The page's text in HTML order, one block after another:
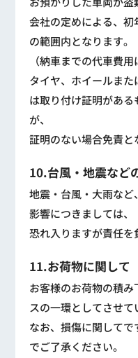
会社の定めによる、
の範囲内となります。
（納車までの代車費
タイヤ、ホイールま
は取り付け証明があ
が、
証明のない場合免責と
10.台風・地震など
地震・台風・大雨な
影響につきましては、
恐れ入りますが責任を
11.お荷物に関して
お客様のお荷物の積
スの一環としてさせて
なお、損傷に関して
でご了承ください。